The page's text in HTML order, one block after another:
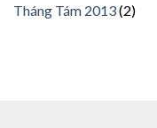
Tháng Tám 2013(2)